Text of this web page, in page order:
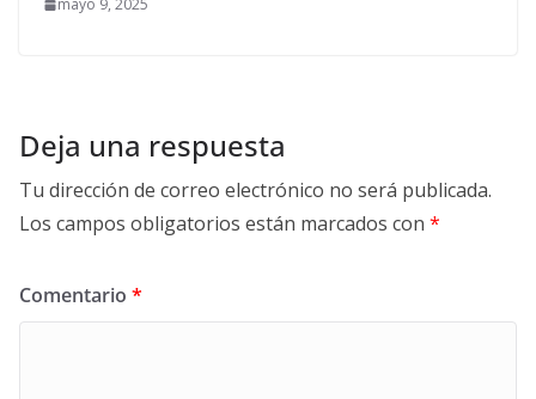
mayo 9, 2025
Deja una respuesta
Tu dirección de correo electrónico no será publicada.
Los campos obligatorios están marcados con *
Comentario *